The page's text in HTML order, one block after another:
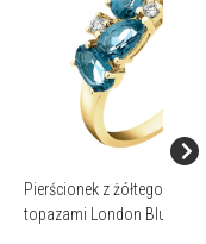
Pierścionek z żółtego złota z brylantami i
topazami London Blue -